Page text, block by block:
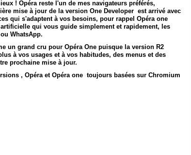
! Opéra reste l'un de mes navigateurs préférés,
mise à jour de la version One Developer est arrivé avec
qui s'adaptent à vos besoins, pour rappel Opéra one
qui vous guide simplement et rapidement, les
WhatsApp.
un grand cru pour Opéra One puisque la version R2
à vos usages et à vos habitudes, des menus et des
prochaine mise à jour.
, Opéra et Opéra one toujours basées sur Chromium